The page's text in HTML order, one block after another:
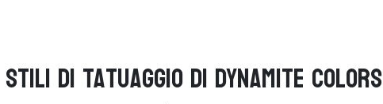
di Tatuaggio di Dynamite Colors